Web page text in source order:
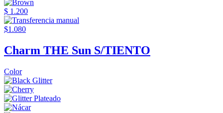
$ 1.200
$1.080
Charm THE Sun S/TIENTO
Color